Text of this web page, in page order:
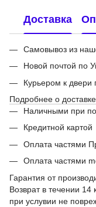
Доставка
Самовывоз из
Новой почтой по
Курьером к двери
Подробнее о доставке
Наличными при
Кредитной картой
Оплата частями
Оплата частями
Гарантия от
Возврат в течении 14
при услувии не